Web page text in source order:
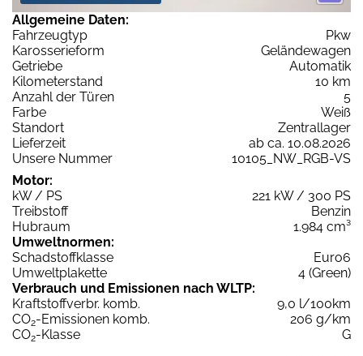
Allgemeine Daten:
Fahrzeugtyp
Pkw
Karosserieform
Geländewagen
Getriebe
Automatik
Kilometerstand
10 km
Anzahl der Türen
5
Farbe
Weiß
Standort
Zentrallager
Lieferzeit
ab ca. 10.08.2026
Unsere Nummer
10105_NW_RGB-VS
Motor:
kW / PS
221 kW / 300 PS
Treibstoff
Benzin
Hubraum
1.984 cm³
Umweltnormen:
Schadstoffklasse
Euro6
Umweltplakette
4 (Green)
Verbrauch und Emissionen nach WLTP:
Kraftstoffverbr. komb.
9,0 l/100km
CO2-Emissionen komb.
206 g/km
CO2-Klasse
G